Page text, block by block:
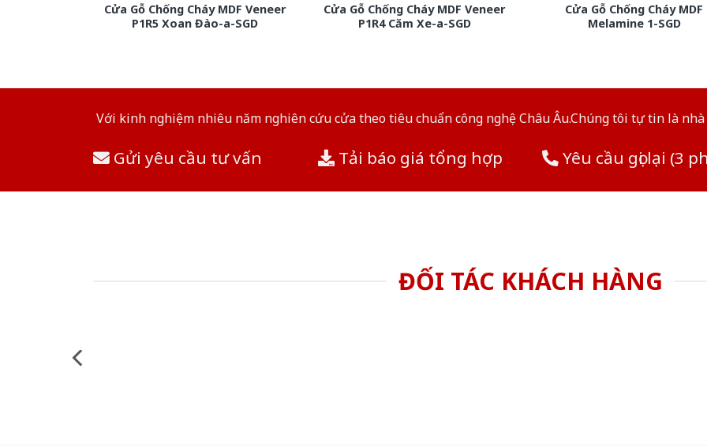
Cửa Gỗ Chống Cháy MDF Veneer
P1R5 Xoan Đào-a-SGD
Cửa Gỗ Chống Cháy MDF Veneer
P1R4 Căm Xe-a-SGD
Cửa Gỗ Chống Cháy MDF
Melamine 1-SGD
Với kinh nghiệm nhiêu năm nghiên cứu cửa theo tiêu chuẩn công nghệ Châu Âu.Chúng tôi tự tin là
Gửi yêu cầu tư vấn Tải báo giá tổng hợp Yêu cầu gọi lại (3
ĐỐI TÁC KHÁCH HÀNG